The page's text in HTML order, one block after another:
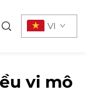
VI
vi mô